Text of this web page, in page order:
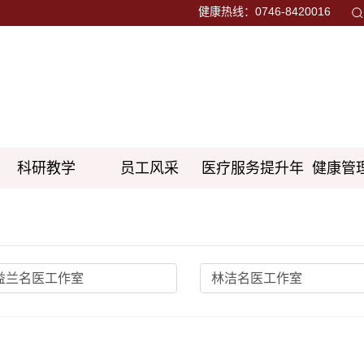
健康热线：0746-8420016
科研教学 员工风采 医疗服务提升年 健康管
兰名医工作室 林洁名医工作室